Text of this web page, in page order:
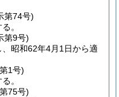
第74号)
。
第9号)
昭和62年4月1日から適
1号)
。
75号)